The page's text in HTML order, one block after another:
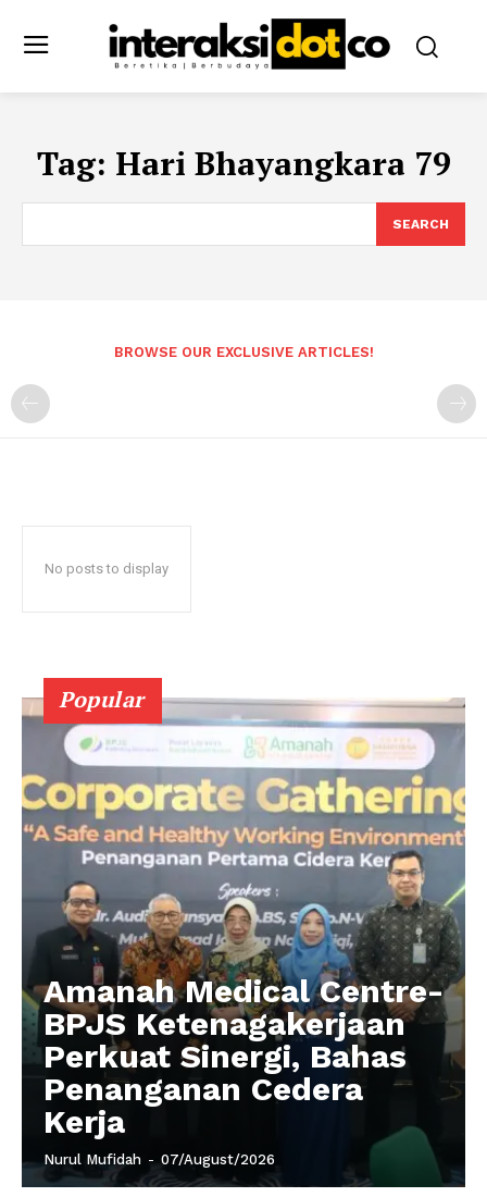
Tag: Hari Bhayangkara 79
SEARCH
BROWSE OUR EXCLUSIVE ARTICLES!
No posts to display
Popular
Amanah Medical Centre-
BPJS Ketenagakerjaan
Perkuat Sinergi, Bahas
Penanganan Cedera
Kerja
Nurul Mufidah - 07/August/2026